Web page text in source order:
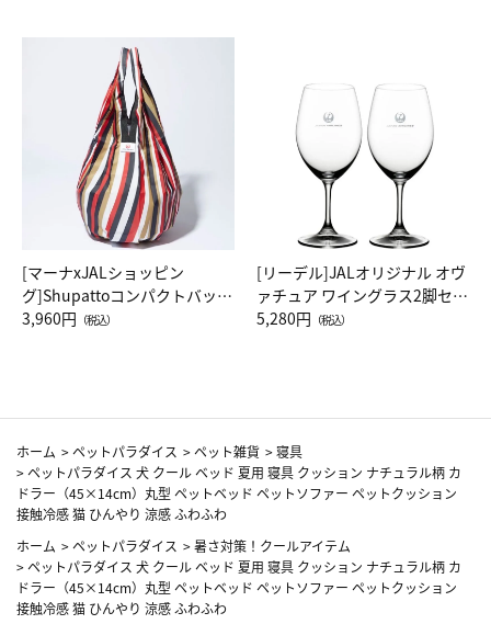
[マーナxJALショッピン
グ]Shupattoコンパクトバッグ
Drop JAL客室乗務員（LC）ス
3,960円 （税込）
[リーデル]JALオリジナル オヴ
ァチュア ワイングラス2脚セッ
ト（レッドワイン）
5,280円 （税込）
ホーム >ペットパラダイス >ペット雑貨 >寝具
>ペットパラダイス 犬 クール ベッド 夏用 寝具 クッション ナチュラル柄 カ
ドラー（45×14cm）丸型 ペットベッド ペットソファー ペットクッション
接触冷感 猫 ひんやり 涼感 ふわふわ
ホーム >ペットパラダイス >暑さ対策！クールアイテム
>ペットパラダイス 犬 クール ベッド 夏用 寝具 クッション ナチュラル柄 カ
ドラー（45×14cm）丸型 ペットベッド ペットソファー ペットクッション
接触冷感 猫 ひんやり 涼感 ふわふわ